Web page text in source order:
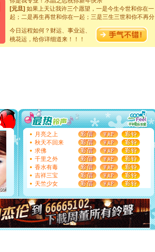
[元旦]如果上天让我许三个愿望，一是今生今世和你在一
起；二是再生再世和你在一起；三是三生三世和你不再分
离。水晶之恋祝你新年快乐
[元旦]当我狠下心扭头离去那一刻，你在我身后无助地哭
泣，这痛楚让我明白我多么爱你。我转身抱住你：这猪不
你太多，只有给你五千万：千万快乐！千万要健康！千万
要平安！千万要知足！千万不要忘记我！
[圣诞节]不只这样的日子才会想起你,而是这样的日子才
能正大光明地骚扰你,告诉你,圣诞要快乐!新年要快乐!天天
都要快乐噢!
[圣诞节]奉上一颗祝福的心,在这个特别的日子里,愿幸福,
如意,快乐,鲜花,一切美好的祝愿与你同在.圣诞快乐!
[元旦]
看到你我会触电；看不到你我要充电；没有你我会
断电。爱你是我职业，想你是我事业，抱你是我特长，吻
你是我专业！水晶之恋祝你新年快乐
[元旦]
如果上天让我许三个愿望，一是今生今世和你在一
起；二是再生再世和你在一起；三是三生三世和你不再分
离。水晶之恋祝你新年快乐
[元旦]当我狠下心扭头离去那一刻，你在我身后无助地哭
泣，这痛楚让我明白我多么爱你。我转身抱住你：这猪不
今日运程如何？财运、事业运、
桃花运，给你详细道来！！！
月亮之上
秋天不回来
求佛
千里之外
香水有毒
吉祥三宝
天竺少女